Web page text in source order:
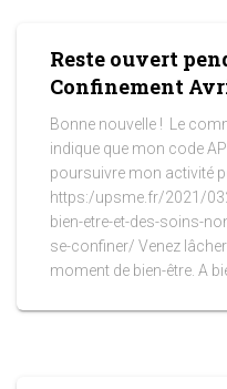
Reste ouvert
Confinement
Bonne nouvelle ! Le
indique que mon code
poursuivre mon activité
https:/upsme.fr/2021/
bien-etre-et-des-soins-
se-confiner/ Venez
moment de bien-être. A